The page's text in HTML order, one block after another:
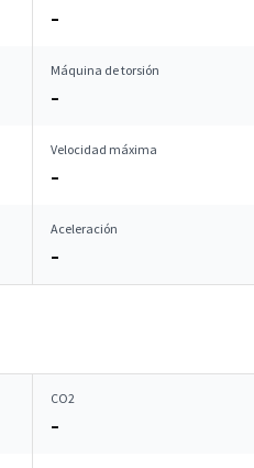
–
Máquina de torsión
–
Velocidad máxima
–
Aceleración
–
CO2
–